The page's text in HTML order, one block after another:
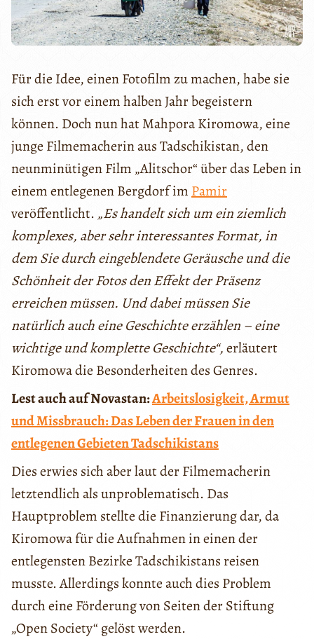
Für die Idee, einen Fotofilm zu machen, habe sie
sich erst vor einem halben Jahr begeistern
können. Doch nun hat Mahpora Kiromowa, eine
junge Filmemacherin aus Tadschikistan, den
neunminütigen Film „Alitschor“ über das Leben in
einem entlegenen Bergdorf im Pamir
veröffentlicht. „Es handelt sich um ein ziemlich
komplexes, aber sehr interessantes Format, in
dem Sie durch eingeblendete Geräusche und die
Schönheit der Fotos den Effekt der Präsenz
erreichen müssen. Und dabei müssen Sie
natürlich auch eine Geschichte erzählen – eine
wichtige und komplette Geschichte“,erläutert
Kiromowa die Besonderheiten des Genres.
Lest auch auf Novastan:Arbeitslosigkeit, Armut
und Missbrauch: Das Leben der Frauen in den
entlegenen Gebieten Tadschikistans
Dies erwies sich aber laut der Filmemacherin
letztendlich als unproblematisch. Das
Hauptproblem stellte die Finanzierung dar, da
Kiromowa für die Aufnahmen in einen der
entlegensten Bezirke Tadschikistans reisen
musste. Allerdings konnte auch dies Problem
durch eine Förderung von Seiten der Stiftung
„Open Society“ gelöst werden.